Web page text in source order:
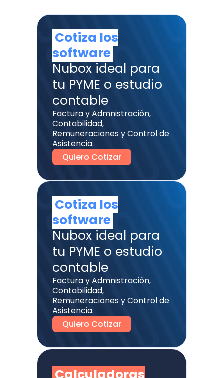
Cotiza los
software
Nubox ideal para
tu PYME o estudio
contable
Factura y Admnistración,
Contabilidad,
Remuneraciones y Control de
Asistencia.
Quiero Cotizar
Cotiza los
software
Nubox ideal para
tu PYME o estudio
contable
Factura y Admnistración,
Contabilidad,
Remuneraciones y Control de
Asistencia.
Quiero Cotizar